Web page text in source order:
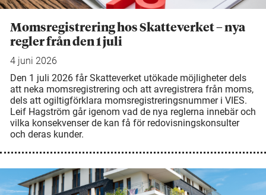
Momsregistrering hos Skatteverket – nya
regler från den 1 juli
4 juni 2026
Den 1 juli 2026 får Skatteverket utökade möjligheter dels
att neka momsregistrering och att avregistrera från moms,
dels att ogiltigförklara momsregistreringsnummer i VIES.
Leif Hagström går igenom vad de nya reglerna innebär och
vilka konsekvenser de kan få för redovisningskonsulter
och deras kunder.